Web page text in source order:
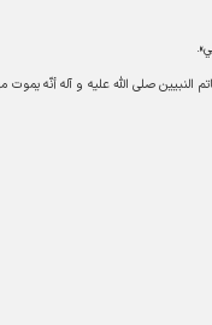
۳۷۹؛ شبهاى پيشاور، ص ۲۵۶ «أيّها النّاس خذوها من خاتم